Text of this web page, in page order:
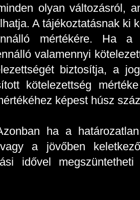
olyan változásról,
A tájékoztatásnak ki
mértékére. Ha
valamennyi
biztosítja, a
kötelezettség
képest húsz
ha a
a jövőben
idővel